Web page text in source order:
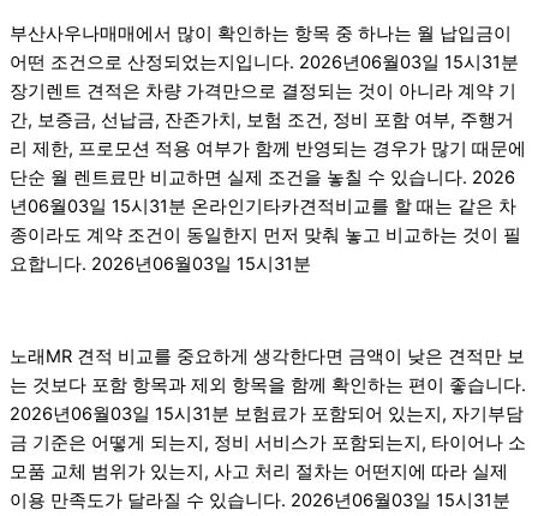
부산사우나매매에서 많이 확인하는 항목 중 하나는 월 납입금이
어떤 조건으로 산정되었는지입니다. 2026년06월03일 15시31분
장기렌트 견적은 차량 가격만으로 결정되는 것이 아니라 계약 기
간, 보증금, 선납금, 잔존가치, 보험 조건, 정비 포함 여부, 주행거
리 제한, 프로모션 적용 여부가 함께 반영되는 경우가 많기 때문에
단순 월 렌트료만 비교하면 실제 조건을 놓칠 수 있습니다. 2026
년06월03일 15시31분 온라인기타카견적비교를 할 때는 같은 차
종이라도 계약 조건이 동일한지 먼저 맞춰 놓고 비교하는 것이 필
요합니다. 2026년06월03일 15시31분
노래MR 견적 비교를 중요하게 생각한다면 금액이 낮은 견적만 보
는 것보다 포함 항목과 제외 항목을 함께 확인하는 편이 좋습니다.
2026년06월03일 15시31분 보험료가 포함되어 있는지, 자기부담
금 기준은 어떻게 되는지, 정비 서비스가 포함되는지, 타이어나 소
모품 교체 범위가 있는지, 사고 처리 절차는 어떤지에 따라 실제
이용 만족도가 달라질 수 있습니다. 2026년06월03일 15시31분